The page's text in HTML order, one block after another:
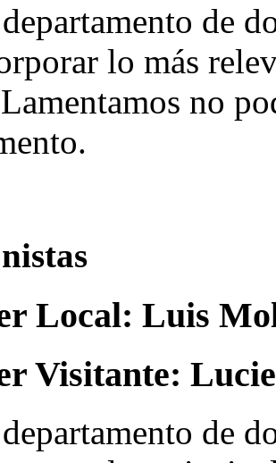
de
lo más
no
Local: Luis
Visitante:
de